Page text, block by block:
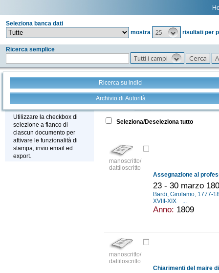
Seleziona banca dati
mostra
25 risultati per
Ricerca semplice
Tutti i campi
Ricerca su indici
Archivio di Autorità
Stampa - Email - Export
Utilizzare la checkbox di
selezione a fianco di
ciascun documento per
attivare le funzionalità di
stampa, invio email ed
export.
Tutto +
Seleziona/Deseleziona tutto
manoscritto/
dattiloscritto
23 - 30 marzo
Bardi, Girolamo, 1777-
XVIII-XIX
...
Anno: 1809
manoscritto/
dattiloscritto